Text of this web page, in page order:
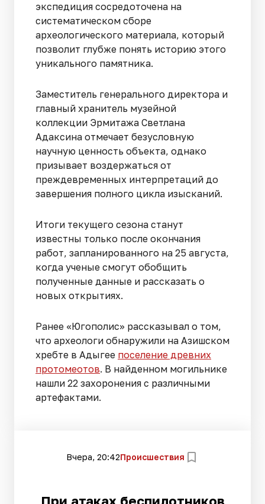
экспедиция сосредоточена на
систематическом сборе
археологического материала, который
позволит глубже понять историю этого
уникального памятника.
Заместитель генерального директора и
главный хранитель музейной
коллекции Эрмитажа Светлана
Адаксина отмечает безусловную
научную ценность объекта, однако
призывает воздержаться от
преждевременных интерпретаций до
завершения полного цикла изысканий.
Итоги текущего сезона станут
известны только после окончания
работ, запланированного на 25 августа,
когда ученые смогут обобщить
полученные данные и рассказать о
новых открытиях.
Ранее «Югополис» рассказывал о том,
что археологи обнаружили на Азишском
хребте в Адыгее поселение древних
протомеотов. В найденном могильнике
нашли 22 захоронения с различными
артефактами.
Вчера, 20:42Происшествия